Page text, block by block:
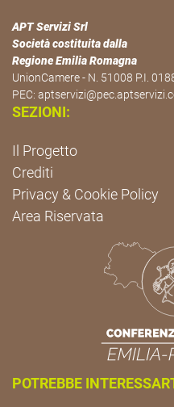
APT Servizi Srl
Società costituita dalla
Regione Emilia Romagna
UnionCamere - N. 51008 P.I.
PEC:
SEZIONI:
Il Progetto
Crediti
Privacy & Cookie Policy
Area Riservata
POTREBBE